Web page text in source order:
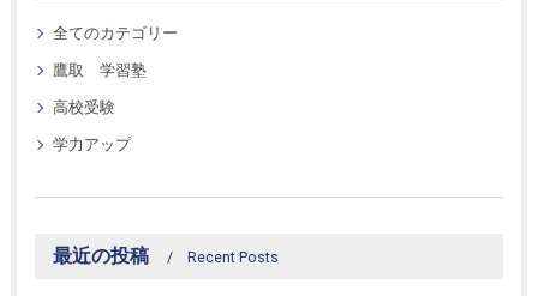
全てのカテゴリー
鷹取 学習塾
高校受験
学力アップ
最近の投稿 Recent Posts